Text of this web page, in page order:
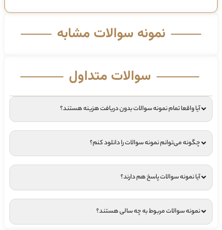
نمونه سوالات مشابه
سوالات متداول
آیا واقعا تمام نمونه سوالات بدون دریافت هزینه هستند؟
چگونه می‌توانم نمونه سوالات را دانلود کنم؟
آیا نمونه سوالات پاسخ هم دارند؟
نمونه سوالات مربوط به چه سالی هستند؟